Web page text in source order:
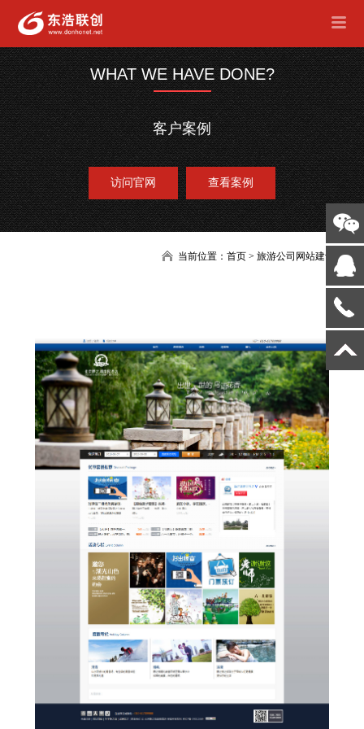
WHAT WE HAVE DONE?
客户案例
访问官网 查看案例
当前位置：首页 >旅游公司网站建设